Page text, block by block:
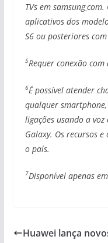
TVs em samsung܂com. Compatível com os principais
aplicativos dos
S6 ou posteriores
5Requer conexão
6É possível atender
qualquer
ligações usando a
Galaxy. Os recursos
o país.
7Disponível apenas
Huawei lança